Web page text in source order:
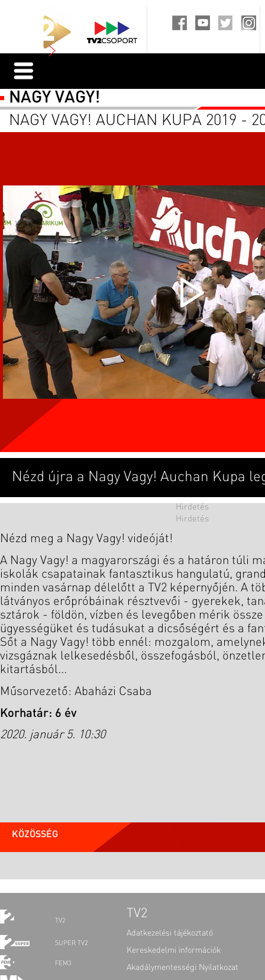
NAGY VAGY!
NAGY VAGY! AUCHAN KUPA 2019 -
Nézd újra a Nagy Vagy! Auchan Kupa
Nézd meg a Nagy Vagy! videóját!
A Nagy Vagy! a magyarországi és a határon túli
iskolák csapatainak fantasztikus hangulatú,
minden vasárnap délelőtt a TV2 képernyőjén. A
látványos erőpróbáinak résztvevői - gyerekek,
sztárok - földön, vízben és levegőben mérik
ügyességüket és tudásukat a dicsőségért és a
Sőt a Nagy Vagy! több ennél: mozgalom,
vizsgáznak lelkesedésből, összefogásból,
kitartásból...
Műsorvezető: Abaházi Csaba
Korhatár: 6 év
2020. január 5. 10:30
KÖZÖSSÉG
TV2
SUPER TV2
FEM3
TV2
Adatkezelési tájékoztató
Kereskedelmi információk
Akadálymentességi Nyilatkozat